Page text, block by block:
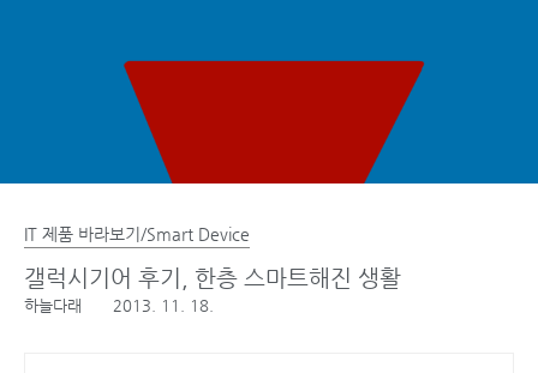
IT 제품 바라보기/Smart Device
갤럭시기어 후기, 한층 스마트해진 생활
하늘다래 2013. 11. 18.